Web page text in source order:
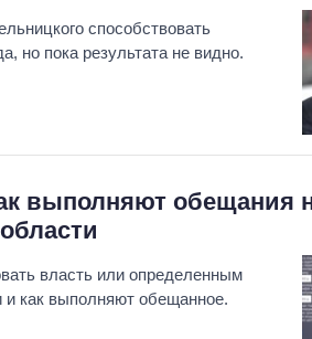
способствовать
но пока результата не видно.
выполняют обещания
власть или определенным
и как выполняют обещанное.